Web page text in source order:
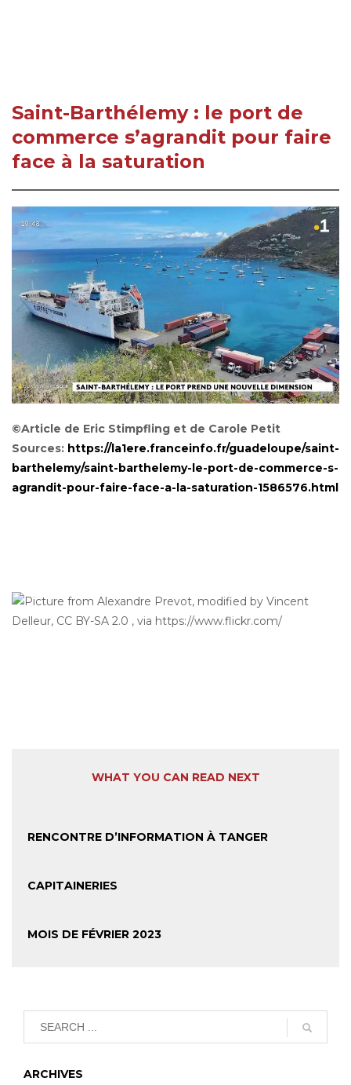
Saint-Barthélemy : le port de
commerce s’agrandit pour faire
face à la saturation
©Article de Eric Stimpfling et de Carole Petit
Sources: https://la1ere.franceinfo.fr/guadeloupe/saint-
barthelemy/saint-barthelemy-le-port-de-commerce-s-
agrandit-pour-faire-face-a-la-saturation-1586576.html
WHAT YOU CAN READ NEXT
RENCONTRE D’INFORMATION À TANGER
CAPITAINERIES
MOIS DE FÉVRIER 2023
ARCHIVES